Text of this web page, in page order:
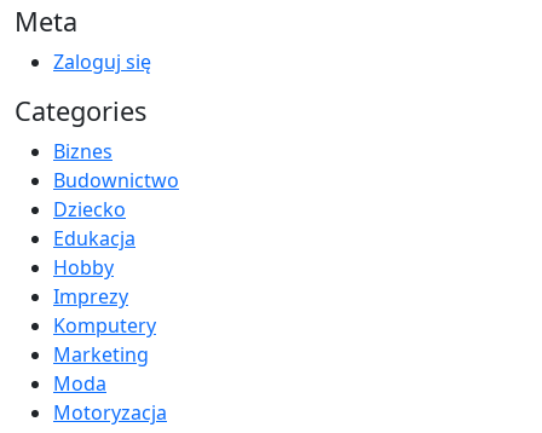
Meta
Zaloguj się
Categories
Biznes
Budownictwo
Dziecko
Edukacja
Hobby
Imprezy
Komputery
Marketing
Moda
Motoryzacja